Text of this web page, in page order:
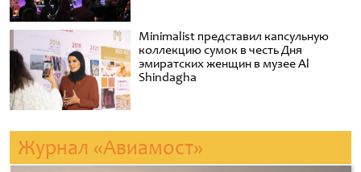
Minimalist представил капсульную
коллекцию сумок в честь Дня
эмиратских женщин в музее Al
Shindagha
Журнал «Авиамост»